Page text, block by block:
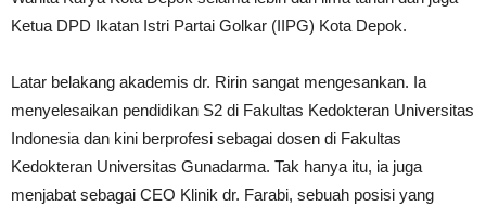
Ketua DPD Ikatan Istri Partai Golkar (IIPG) Kota Depok.
Latar belakang akademis dr. Ririn sangat mengesankan. Ia
menyelesaikan pendidikan S2 di Fakultas Kedokteran Universitas
Indonesia dan kini berprofesi sebagai dosen di Fakultas
Kedokteran Universitas Gunadarma. Tak hanya itu, ia juga
menjabat sebagai CEO Klinik dr. Farabi, sebuah posisi yang